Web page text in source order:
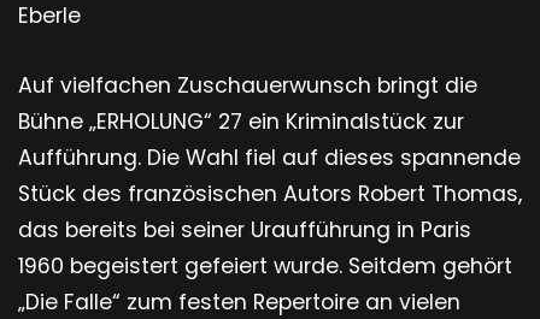
Eberle
Auf vielfachen Zuschauerwunsch bringt die
Bühne „ERHOLUNG“ 27 ein Kriminalstück zur
Aufführung. Die Wahl fiel auf dieses spannende
Stück des französischen Autors Robert Thomas,
das bereits bei seiner Uraufführung in Paris
1960 begeistert gefeiert wurde. Seitdem gehört
„Die Falle“ zum festen Repertoire an vielen